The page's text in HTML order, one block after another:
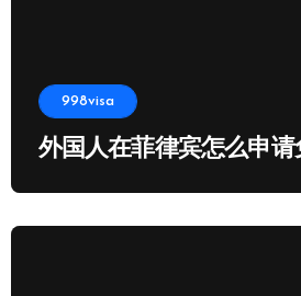
998visa
外国人在菲律宾怎么申请